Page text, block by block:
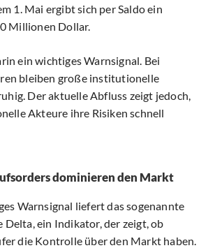
1. Mai ergibt sich per Saldo ein
Millionen Dollar.
ein wichtiges Warnsignal. Bei
bleiben große institutionelle
Der aktuelle Abfluss zeigt jedoch,
Akteure ihre Risiken schnell
dominieren den Markt
Warnsignal liefert das sogenannte
Delta, ein Indikator, der zeigt, ob
die Kontrolle über den Markt haben.